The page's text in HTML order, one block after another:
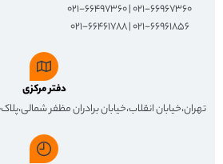
۰۲۱-۶۶۹۶۷۳۶۰ | ۰۲۱-۶۶۴۹۷۳۶۰
۰۲۱-۶۶۹۶۱۸۵۶ | ۰۲۱-۶۶۴۶۱۷۸۸
دفتر مرکزی
تهران،خیابان انقلاب،خیابان برادران مظفر شمالی،پلاک۷۰،ساختمان۴۰،بلوک۱،واحد ۴۴